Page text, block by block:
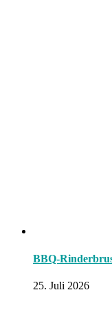
BBQ-
25. Juli 2026